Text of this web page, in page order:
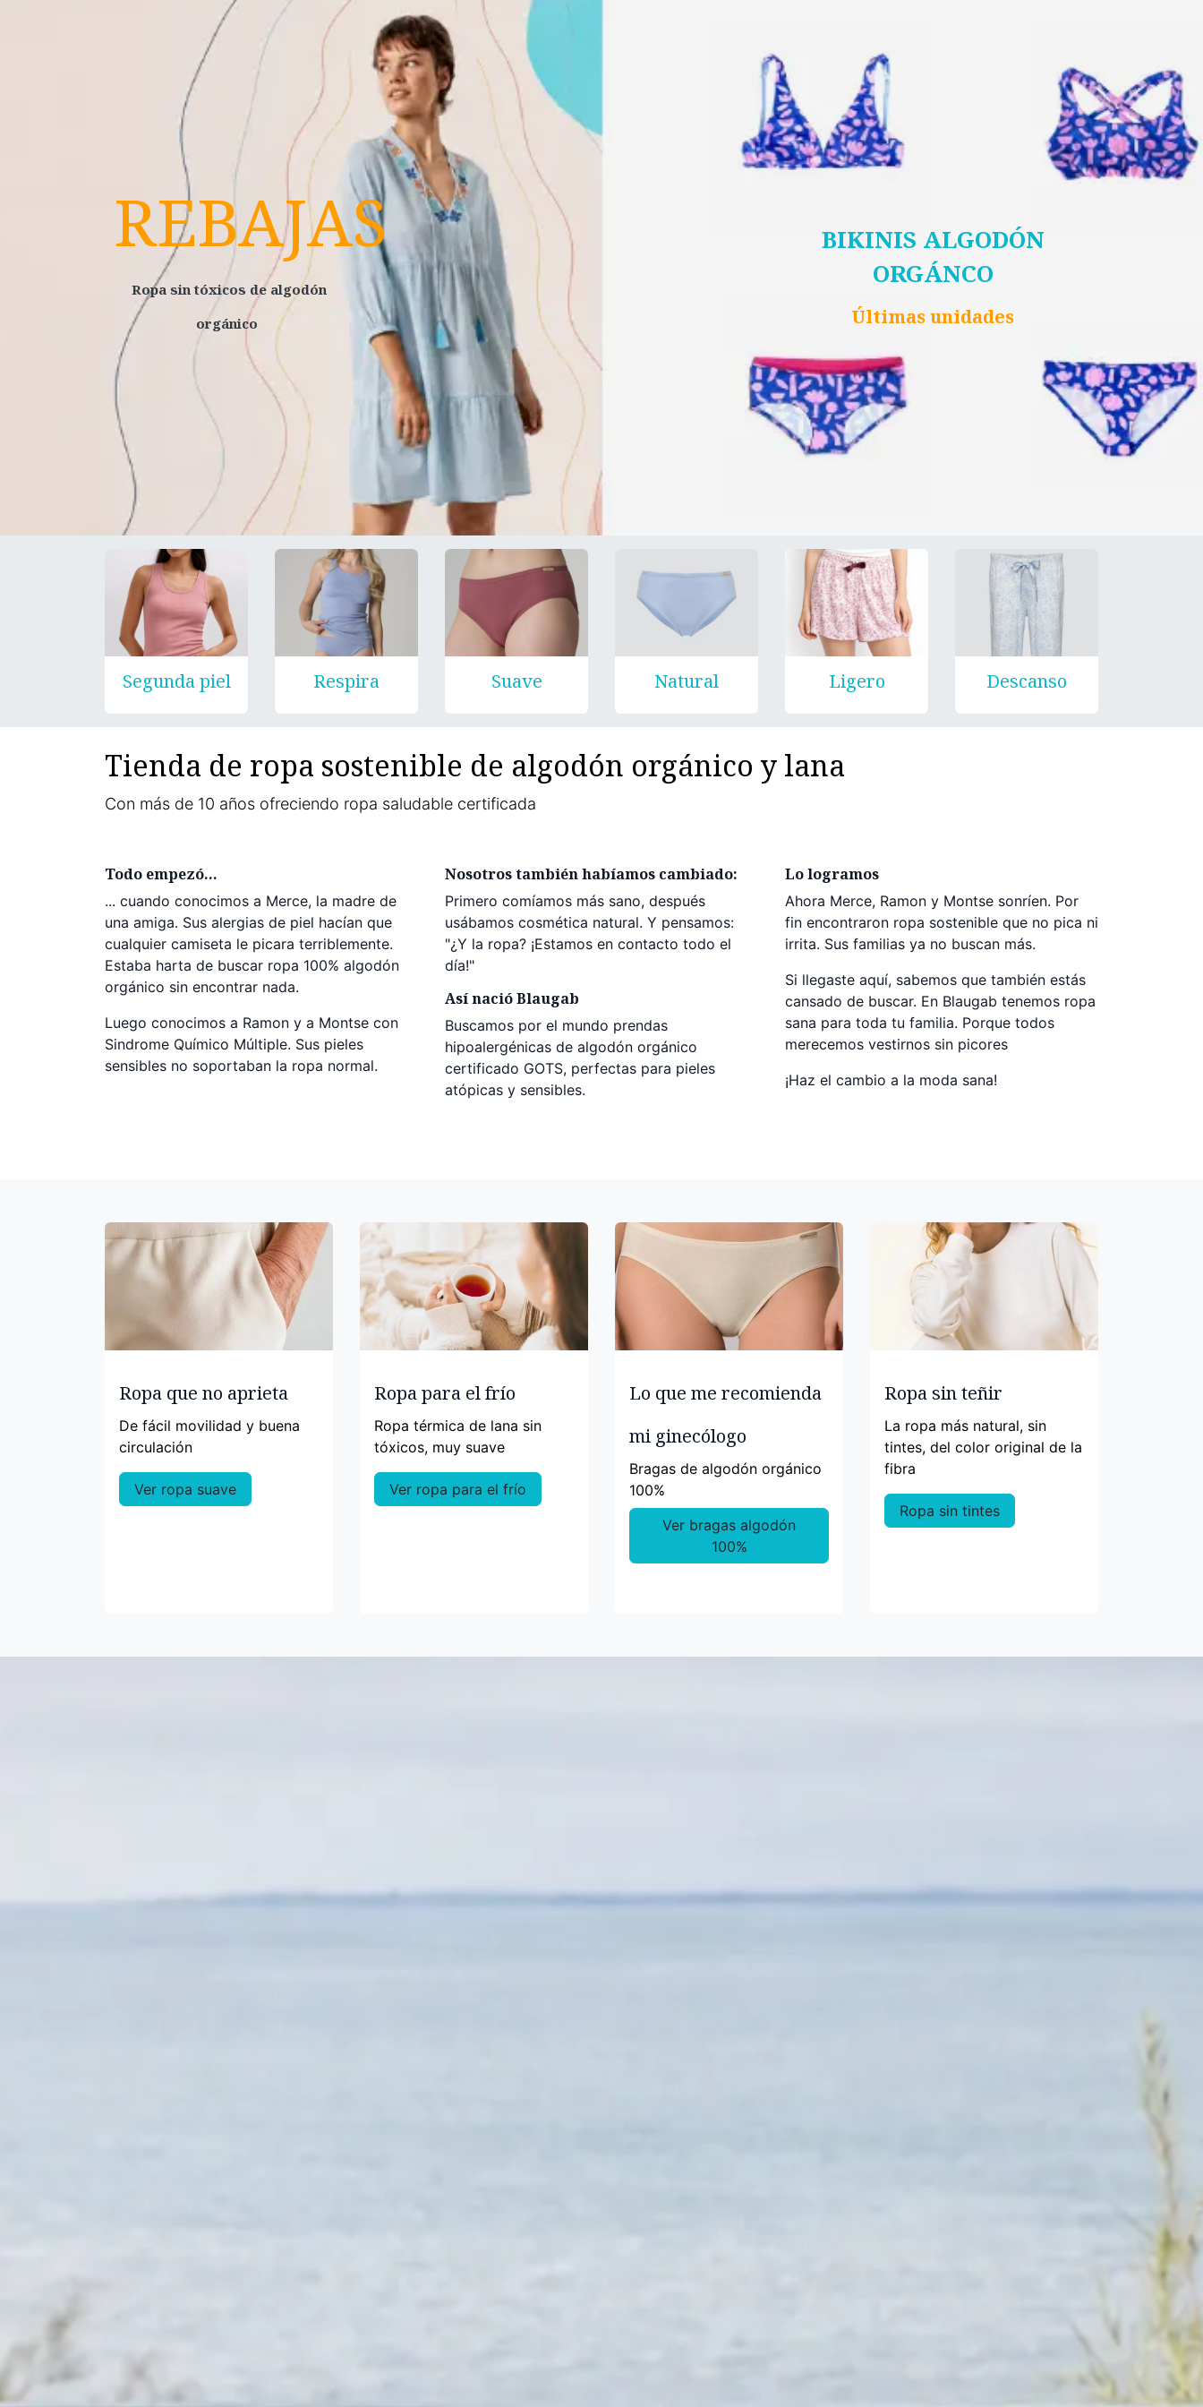
BIKINIS ALGODÓN
ORGÁNCO
Últimas unidades
REBAJAS
Ropa sin tóxicos de algodón
orgánico
Segunda piel Respira Suave Natural Ligero Descanso
Tienda de ropa sostenible de algodón orgánico y lana
Con más de 10 años ofreciendo ropa saludable certificada
Todo empezó...
... cuando conocimos a Merce, la madre de
una amiga. Sus alergias de piel hacían que
cualquier camiseta le picara terriblemente.
Estaba harta de buscar ropa 100% algodón
orgánico sin encontrar nada.
Luego conocimos a Ramon y a Montse con
Sindrome Químico Múltiple. Sus pieles
sensibles no soportaban la ropa normal.
Nosotros también habíamos cambiado:
Primero comíamos más sano, después
usábamos cosmética natural. Y pensamos:
"¿Y la ropa? ¡Estamos en contacto todo el
día!"
Así nació Blaugab
Buscamos por el mundo prendas
hipoalergénicas de algodón orgánico
certificado GOTS, perfectas para pieles
atópicas y sensibles.
Lo logramos
Ahora Merce, Ramon y Montse sonríen. Por
fin encontraron ropa sostenible que no pica ni
irrita. Sus familias ya no buscan más.
Si llegaste aquí, sabemos que también estás
cansado de buscar. En Blaugab tenemos ropa
sana para toda tu familia. Porque todos
merecemos vestirnos sin picores
¡Haz el cambio a la moda sana!
Ropa que no aprieta
De fácil movilidad y buena
circulación
Ver ropa suave
Ropa para el frío
Ropa térmica de lana sin
tóxicos, muy suave
Ver ropa para el frío
Lo que me recomienda
mi ginecólogo
Bragas de algodón orgánico
100%
Ver bragas algodón
100%
Ropa sin teñir
La ropa más natural, sin
tintes, del color original de la
fibra
Ropa sin tintes